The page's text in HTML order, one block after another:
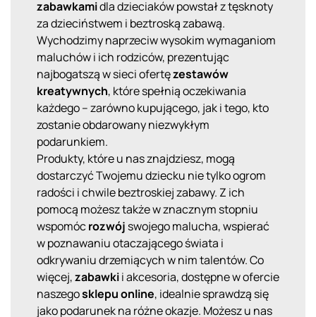
zabawkamidla dzieciaków powstał z tęsknoty
za dzieciństwem i beztroską zabawą.
Wychodzimy naprzeciw wysokim wymaganiom
maluchów i ich rodziców, prezentując
najbogatszą w sieci ofertęzestawów
kreatywnych, które spełnią oczekiwania
każdego – zarówno kupującego, jak i tego, kto
zostanie obdarowany niezwykłym
podarunkiem.
Produkty, które u nas znajdziesz, mogą
dostarczyć Twojemu dziecku nie tylko ogrom
radości i chwile beztroskiej zabawy. Z ich
pomocą możesz także w znacznym stopniu
wspomócrozwój swojego malucha, wspierać
w poznawaniu otaczającego świata i
odkrywaniu drzemiących w nim talentów. Co
więcej,zabawkii akcesoria, dostępne w ofercie
naszegosklepu online, idealnie sprawdzą się
jako podarunek na różne okazje. Możesz u nas